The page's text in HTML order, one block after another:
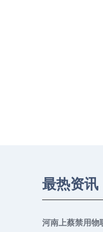
最热资讯
河南上蔡禁用物